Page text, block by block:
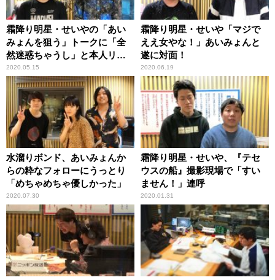
霜降り明星・せいやの「あい
みょんを狙う」トークに「全
然迷惑ちゃうし」と本人リア
クション
2020.05.15
霜降り明星・せいや「マジで
ええ女やな！」あいみょんと
遂に対面！
2020.06.19
水溜りボンド、あいみょんか
らの粋なフォローにうっとり
「めちゃめちゃ優しかった」
2020.07.30
霜降り明星・せいや、『テセ
ウスの船』撮影現場で「すい
ません！」連呼
2020.01.31